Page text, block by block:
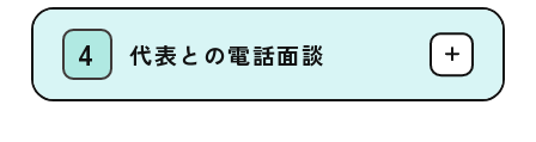
代表との電話面談